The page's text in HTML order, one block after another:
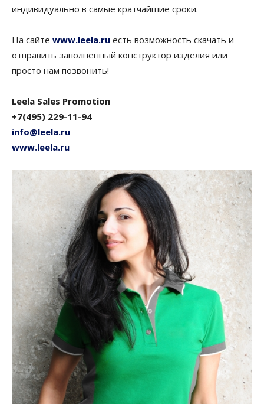
индивидуально в самые кратчайшие сроки.
На сайте www.leela.ru есть возможность скачать и
отправить заполненный конструктор изделия или
просто нам позвонить!
Leela Sales Promotion
+7(495) 229-11-94
info@leela.ru
www.leela.ru